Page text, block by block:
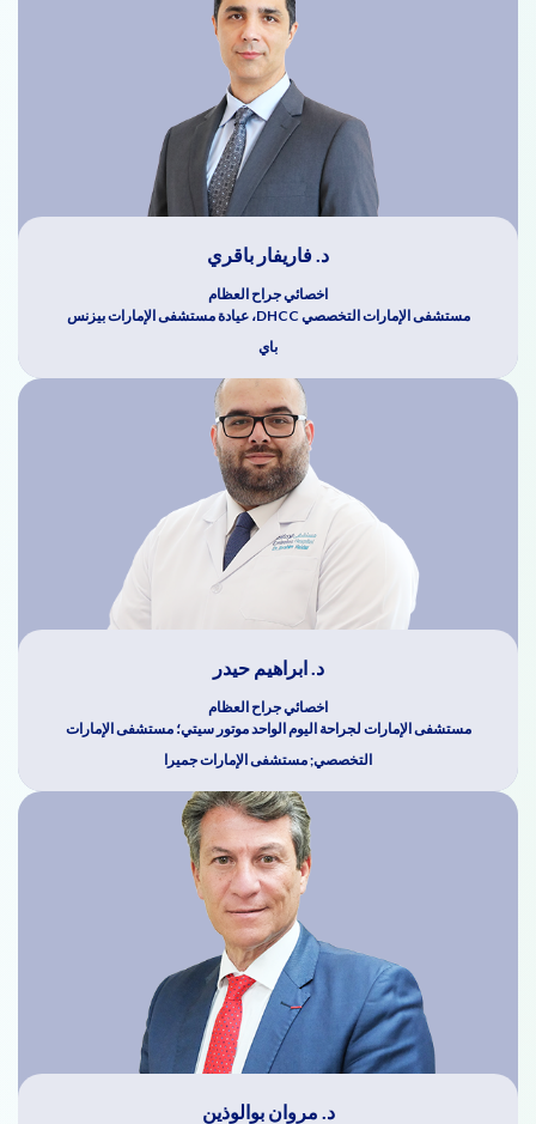
د. فاريفار باقري
اخصائي جراح العظام
مستشفى الإمارات التخصصي DHCC، عيادة مستشفى الإمارات بيزنس
باي
د. ابراهيم حيدر
اخصائي جراح العظام
مستشفى الإمارات لجراحة اليوم الواحد موتور سيتي؛ مستشفى الإمارات
التخصصي; مستشفى الإمارات جميرا
د. مروان بوالوذين